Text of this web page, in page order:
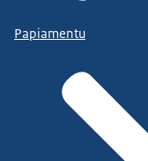
Papiamentu